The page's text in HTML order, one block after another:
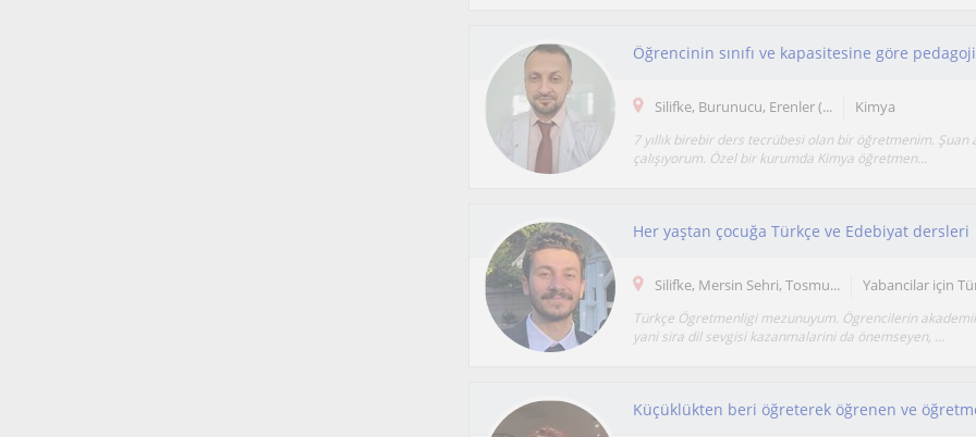
Silifke, Burunucu, Erenler (... Kimya
7 yıllık birebir ders tecrübesi olan bir öğretmenim. Şuan
çalışıyorum. Özel bir kurumda Kimya öğretmen...
Her yaştan çocuğa Türkçe ve Edebiyat dersleri
Silifke, Mersin Sehri, Tosmu... Yabancilar için
Türkçe Ögretmenligi mezunuyum. Ögrencilerin
yani sira dil sevgisi kazanmalarini da önemseyen, ...